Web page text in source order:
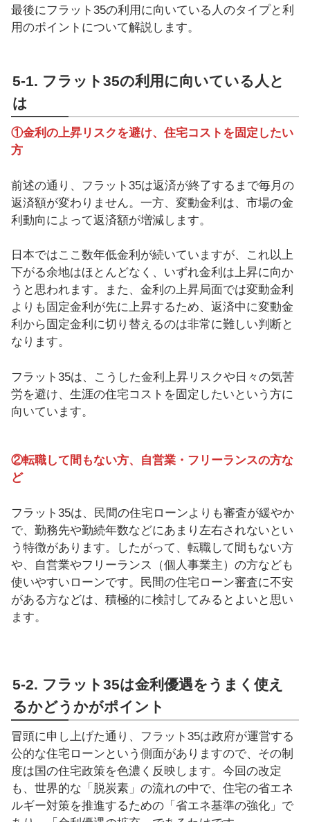
最後にフラット35の利用に向いている人のタイプと利
用のポイントについて解説します。
5-1. フラット35の利用に向いている人と
は
①金利の上昇リスクを避け、住宅コストを固定したい
方
前述の通り、フラット35は返済が終了するまで毎月の
返済額が変わりません。一方、変動金利は、市場の金
利動向によって返済額が増減します。
日本ではここ数年低金利が続いていますが、これ以上
下がる余地はほとんどなく、いずれ金利は上昇に向か
うと思われます。また、金利の上昇局面では変動金利
よりも固定金利が先に上昇するため、返済中に変動金
利から固定金利に切り替えるのは非常に難しい判断と
なります。
フラット35は、こうした金利上昇リスクや日々の気苦
労を避け、生涯の住宅コストを固定したいという方に
向いています。
②転職して間もない方、自営業・フリーランスの方な
ど
フラット35は、民間の住宅ローンよりも審査が緩やか
で、勤務先や勤続年数などにあまり左右されないとい
う特徴があります。したがって、転職して間もない方
や、自営業やフリーランス（個人事業主）の方なども
使いやすいローンです。民間の住宅ローン審査に不安
がある方などは、積極的に検討してみるとよいと思い
ます。
5-2. フラット35は金利優遇をうまく使え
るかどうかがポイント
冒頭に申し上げた通り、フラット35は政府が運営する
公的な住宅ローンという側面がありますので、その制
度は国の住宅政策を色濃く反映します。今回の改定
も、世界的な「脱炭素」の流れの中で、住宅の省エネ
ルギー対策を推進するための「省エネ基準の強化」で